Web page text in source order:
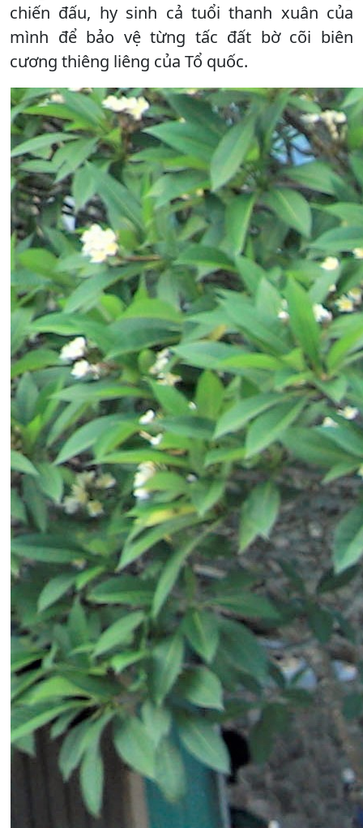
chiến đấu, hy sinh cả tuổi thanh xuân của
mình để bảo vệ từng tấc đất bờ cõi biên
cương thiêng liêng của Tổ quốc.